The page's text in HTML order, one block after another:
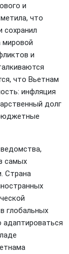
и
что
сохранил
мировой
и
что Вьетнам
инфляция
долг
самых
Страна
глобальных
адаптироваться